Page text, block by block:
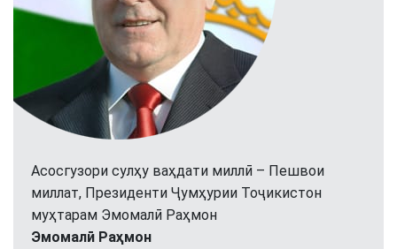
Асосгузори сулҳу ваҳдати миллӣ – Пешвои
миллат, Президенти Ҷумҳурии Тоҷикистон
муҳтарам Эмомалӣ Раҳмон
Эмомалӣ Раҳмон